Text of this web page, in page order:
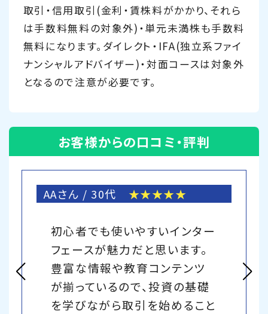
取引・信用取引(金利・賃株料がかかり、それら
は手数料無料の対象外)・単元未満株も手数料
無料になります。ダイレクト・IFA(独立系ファイ
ナンシャルアドバイザー)・対面コースは対象外
となるので注意が必要です。
お客様からの口コミ・評判
AAさん / 30代 ★★★★★
初心者でも使いやすいインター
フェースが魅力だと思います。
豊富な情報や教育コンテンツ
が揃っているので、投資の基礎
を学びながら取引を始めること